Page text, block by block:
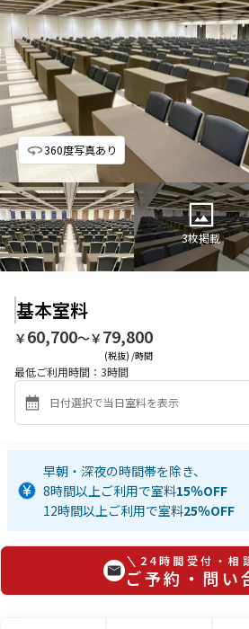
360度写真あり
3枚掲載
基本室料
￥ 60,700〜￥ 79,800
(税抜) /時間
最低ご利用時間： 3時間
早朝・深夜の時間帯を除き、
8時間以上ご利用で室料15％OFF
12時間以上ご利用で室料25％OFF
24時間受付・相
ご予約・問い